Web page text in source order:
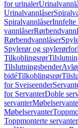
for urinaler
Urinalvannlåser
SpiralvannlåserInnfelte
vannlåser
Rørbendvannlåser
Spylerør og
Tilkoblingsrør
Tilslutningsbender
bidéTilkoblingsrør
for Sveiseender
for ServanterDoble
servanter
Møbelservanter
Toppmonterte servanter